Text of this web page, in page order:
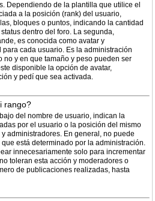
Dependiendo de la plantilla que utilice el
a la posición (rank) del usuario,
bloques o puntos, indicando la cantidad
dentro del foro. La segunda,
es conocida como avatar y
cada usuario. Es la administración
y en que tamaño y peso pueden ser
disponible la opción de avatar,
y pedí que sea activada.
rango?
del nombre de usuario, indican la
por el usuario o la posición del mismo
administradores. En general, no puede
está determinado por la administración.
innecesariamente solo para incrementar
toleran esta acción y moderadores o
de publicaciones realizadas, hasta